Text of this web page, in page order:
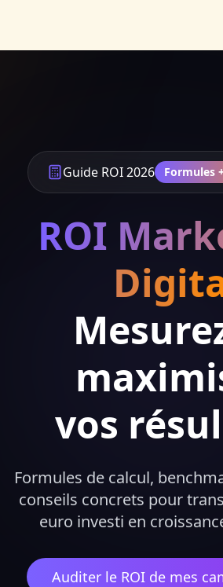
Guide ROI 2026 Formules
ROI
vos
Formules de calcul,
conseils concrets pour
euro investi en
Auditer le ROI de mes